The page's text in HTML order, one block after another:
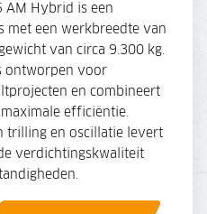
AM Hybrid is een
met een werkbreedte van
van circa 9.300 kg.
ontworpen voor
en combineert
efficiëntie.
trilling en oscillatie levert
verdichtingskwaliteit